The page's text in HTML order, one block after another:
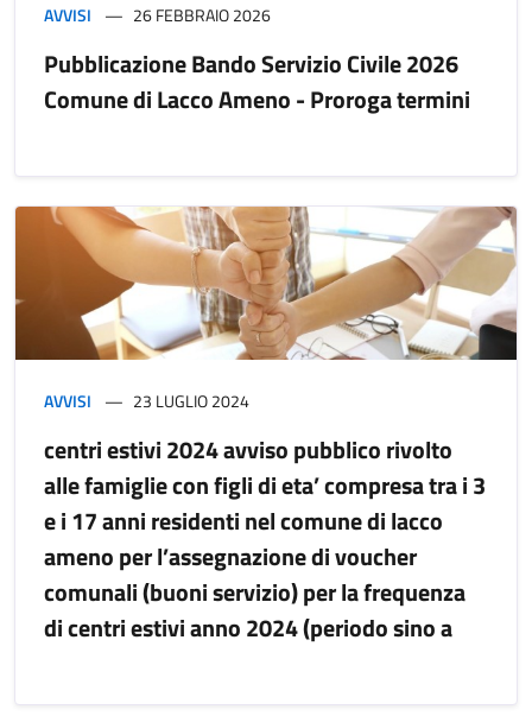
AVVISI 26 FEBBRAIO 2026
Pubblicazione Bando Servizio Civile 2026
Comune di Lacco Ameno - Proroga termini
AVVISI 23 LUGLIO 2024
centri estivi 2024 avviso pubblico rivolto
alle famiglie con figli di eta’ compresa tra i 3
e i 17 anni residenti nel comune di lacco
ameno per l’assegnazione di voucher
comunali (buoni servizio) per la frequenza
di centri estivi anno 2024 (periodo sino a